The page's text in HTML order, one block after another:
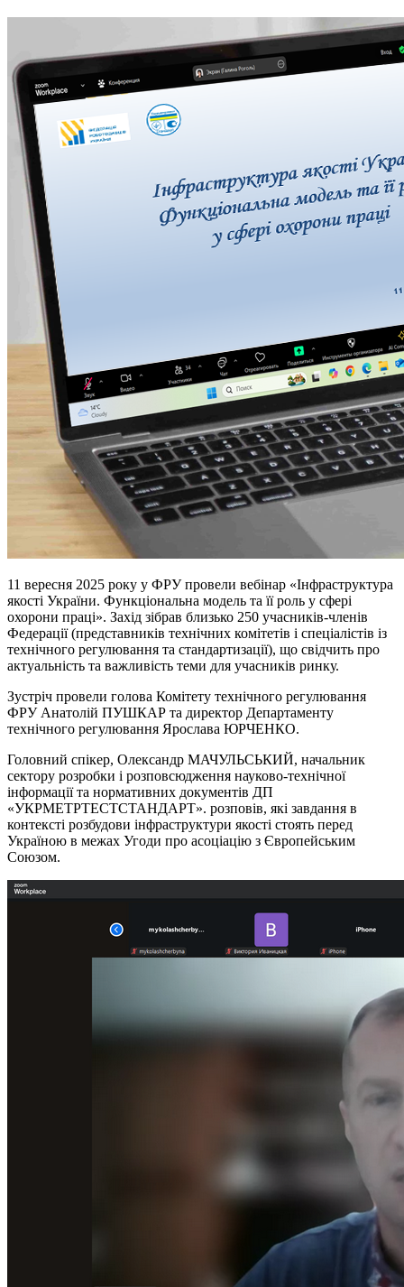
11 вересня 2025 року у ФРУ провели вебінар «Інфраструктура
якості України. Функціональна модель та її роль у сфері
охорони праці». Захід зібрав близько 250 учасників-членів
Федерації (представників технічних комітетів і спеціалістів із
технічного регулювання та стандартизації), що свідчить про
актуальність та важливість теми для учасників ринку.
Зустріч провели голова Комітету технічного регулювання
ФРУ Анатолій ПУШКАР та директор Департаменту
технічного регулювання Ярослава ЮРЧЕНКО.
Головний спікер, Олександр МАЧУЛЬСЬКИЙ, начальник
сектору розробки і розповсюдження науково-технічної
інформації та нормативних документів ДП
«УКРМЕТРТЕСТСТАНДАРТ». розповів, які завдання в
контексті розбудови інфраструктури якості стоять перед
Україною в межах Угоди про асоціацію з Європейським
Союзом.